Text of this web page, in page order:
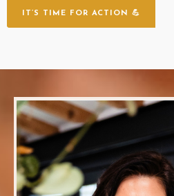
IT’S TIME FOR ACTION 💪